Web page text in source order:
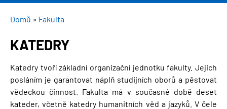
UCHAZEČI
STUDIUM
VĚDA
A
VÝZKUM
DROBEČKOVÁ
Domů Fakulta
KATEDRY
Katedry tvoří základní organizační jednotku fakulty. Jejich
posláním je garantovat náplň studijních oborů a pěstovat
vědeckou činnost. Fakulta má v současné době deset
kateder, včetně katedry humanitních věd a jazyků. V čele